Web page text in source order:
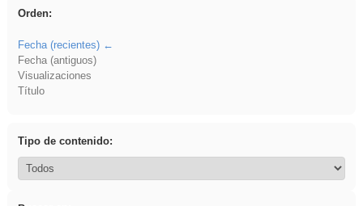
Orden:
Fecha (recientes)
Fecha (antiguos)
Visualizaciones
Título
Tipo de contenido: